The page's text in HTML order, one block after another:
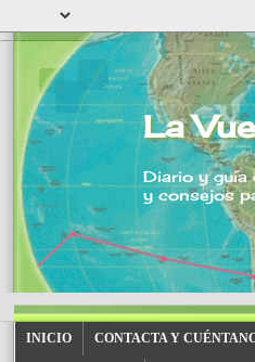
La
Diario y guía
y consejos
INICIO CONTACTA Y